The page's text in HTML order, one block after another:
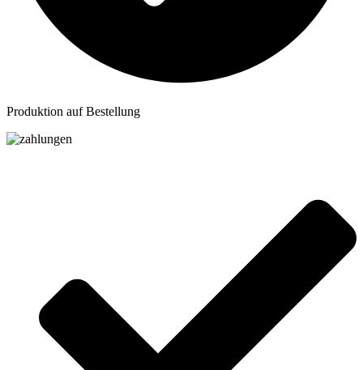
Produktion auf Bestellung